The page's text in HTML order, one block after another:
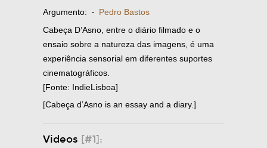
Argumento: · Pedro Bastos
Cabeça D’Asno, entre o diário filmado e o
ensaio sobre a natureza das imagens, é uma
experiência sensorial em diferentes suportes
cinematográficos.
[Fonte: IndieLisboa]
[Cabeça d’Asno is an essay and a diary.]
Videos [#1]: